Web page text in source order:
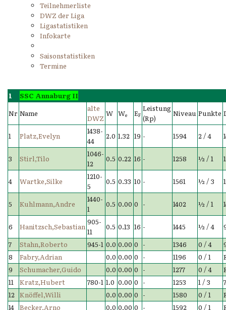
Teilnehmerliste
DWZ der Liga
Ligastatistiken
Infokarte
Saisonstatistiken
Termine
1
SSC Annaburg II
Nr Name
alte
DWZ
W We EF
Leistung
(Rp)
Niveau Punkte
1 Platz,Evelyn
1438-
44
2.0 1.32 19 - 1594 2 / 4
3 Stirl,Tilo
1046-
12
0.5 0.22 16 - 1258 ½ / 1
4 Wartke,Silke
1210-
5
0.5 0.33 10 - 1561 ½ / 3
5 Kuhlmann,Andre
1440-
1
0.5 0.00 0 - 1402 ½ / 1
6 Hanitzsch,Sebastian
905-
11
0.5 0.13 16 - 1445 ½ / 4
7
Stahn,Roberto 945-1 0.0 0.00 0 - 1346 0 / 4
8
Fabry,Adrian 0.0 0.00 0 - 1196 0 / 1
9
Schumacher,Guido 0.0 0.00 0 - 1277 0 / 4
11
Kratz,Hubert 780-1 1.0 0.00 0 - 1253 1 / 3
12 Knöffel,Willi 0.0 0.00 0 - 1580 0 / 1
14 Becker,Arno 0.0 0.00 0 - 1592 0 / 1